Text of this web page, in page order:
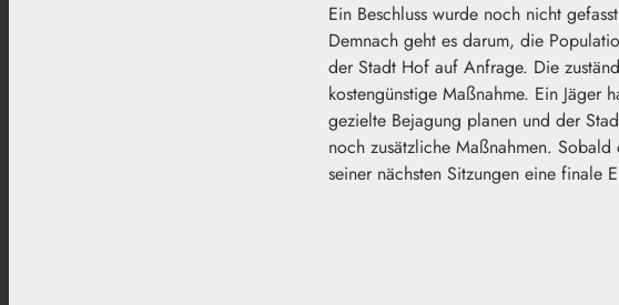
Ein Beschluss wurde noch nicht
Demnach geht es darum, die
der Stadt Hof auf Anfrage. Die
kostengünstige Maßnahme. Ein Jäger
gezielte Bejagung planen und der
noch zusätzliche Maßnahmen.
seiner nächsten Sitzungen eine finale